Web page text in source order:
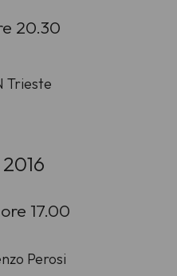
20.30
Trieste
17.00
Perosi